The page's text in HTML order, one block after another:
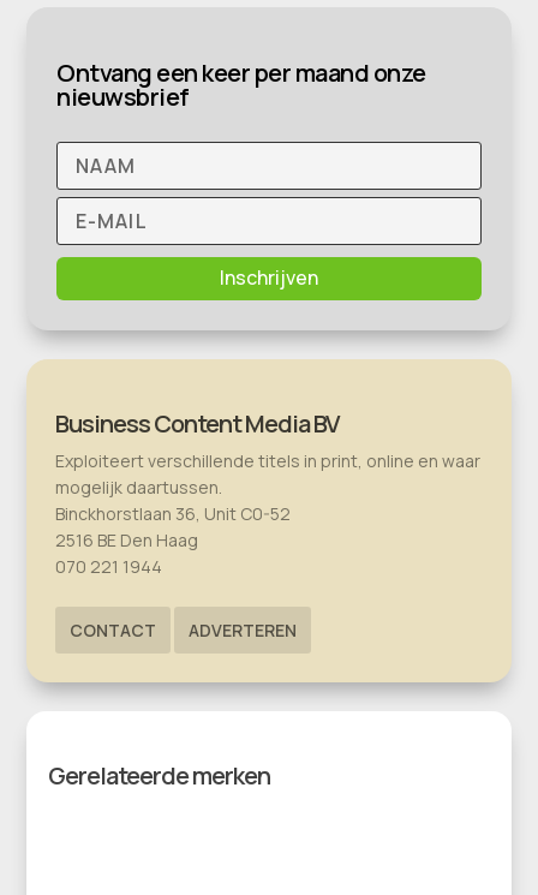
Ontvang een keer per maand onze
nieuwsbrief
Inschrijven
Business Content Media BV
Exploiteert verschillende titels in print, online en waar
mogelijk daartussen.
Binckhorstlaan 36, Unit C0-52
2516 BE Den Haag
070 221 1944
CONTACT ADVERTEREN
Gerelateerde merken